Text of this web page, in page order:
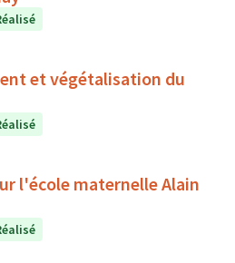
et végétalisation du
l'école maternelle Alain